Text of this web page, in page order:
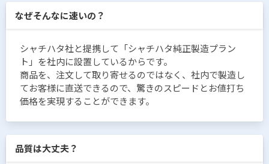
なぜそんなに速いの？
シャチハタ社と提携して「シャチハタ純正製造プラン
ト」を社内に設置しているからです。
商品を、注文して取り寄せるのではなく、社内で製造し
てお客様に直送できるので、驚きのスピードとお値打ち
価格を実現することができます。
品質は大丈夫？